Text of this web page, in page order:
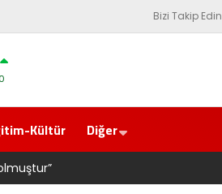
Bizi Takip Edin
Kültür Diğer
Peş Peşe Açılış